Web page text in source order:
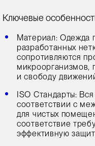
Ключевые
Материал: Одежда
разработанных
сопротивляются
микроорганизмов,
и свободу
ISO Стандарты:
соответствии с
для чистых
соответствие
эффективную